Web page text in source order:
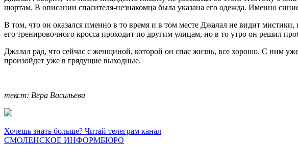
шортам. В описании спасителя-незнакомца была указана его одежда. Именно
В том, что он оказался именно в то время и в том месте Джалал не видит мистики,
его тренировочного кросса проходит по другим улицам, но в то утро он решил
Джалал рад, что сейчас с женщиной, которой он спас жизнь, все хорошо. С ним
произойдет уже в грядущие выходные.
текст: Вера Васильева
Хочешь знать больше? Читай телеграм канал
СМОЛЕНСКОЕ ИНФОРМБЮРО